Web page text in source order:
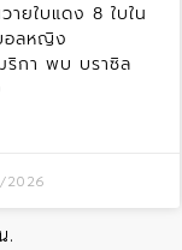
ายใบแดง 8 ใบใน
อลหญิง
ริกา พบ บราซิล
2026
.